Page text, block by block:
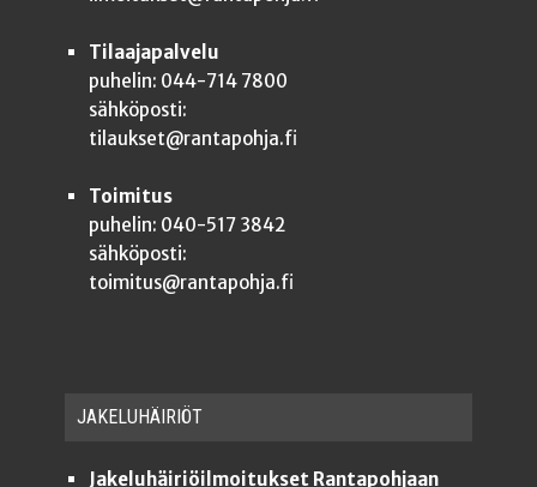
Tilaajapalvelu
puhelin: 044-714 7800
sähköposti:
tilaukset@rantapohja.fi
Toimitus
puhelin: 040-517 3842
sähköposti:
toimitus@rantapohja.fi
JAKE­LU­HÄI­RIÖT
Jakeluhäiriöilmoitukset Rantapohjaan